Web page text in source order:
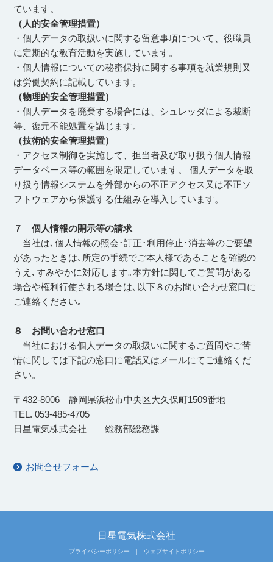
ています。
（人的安全管理措置）
・個人データの取扱いに関する留意事項について、役職員
に定期的な教育活動を実施しています。
・個人情報についての秘密保持に関する事項を就業規則又
は労働契約に記載しています。
（物理的安全管理措置）
・個人データを廃棄する場合には、シュレッダによる裁断
等、復元不能処置を講じます。
（技術的安全管理措置）
・アクセス制御を実施して、担当者及び取り扱う個人情報
データベース等の範囲を限定しています。 個人データを取
り扱う情報システムを外部からの不正アクセス又は不正ソ
フトウェアから保護する仕組みを導入しています。
７ 個人情報の開示等の請求
当社は､個人情報の照会･訂正･利用停止･消去等のご要望
があったときは､所定の手続でご本人様であることを確認の
うえ､すみやかに対応します｡本方針に関してご質問がある
場合や権利行使される場合は､以下８のお問い合わせ窓口に
ご連絡ください｡
８ お問い合わせ窓口
当社における個人データの取扱いに関するご質問やご苦
情に関しては下記の窓口に電話又はメールにてご連絡くだ
さい。
〒432-8006 静岡県浜松市中央区大久保町1509番地
TEL. 053-485-4705
日星電気株式会社 総務部総務課
お問合せフォーム
日星電気株式会社
プライバシーポリシー ウェブサイトポリシー